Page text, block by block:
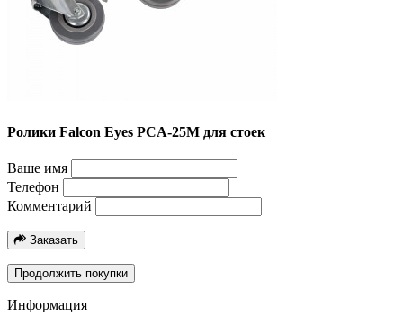
Ролики Falcon Eyes PCA-25M для стоек
Ваше имя
Телефон
Комментарий
Заказать
Продолжить покупки
Информация